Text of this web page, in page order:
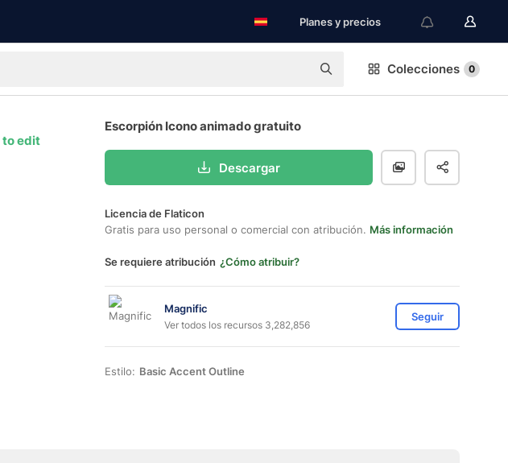
Planes y precios
Colecciones 0
to edit
Escorpión Icono animado gratuito
Descargar
Licencia de Flaticon
Gratis para uso personal o comercial con atribución. Más información
Se requiere atribución ¿Cómo atribuir?
Magnific
Ver todos los recursos 3,282,856
Seguir
Estilo: Basic Accent Outline